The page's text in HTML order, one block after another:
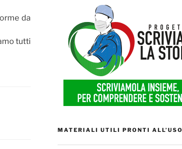
da
tutti
MATERIALI UTILI PRONTI ALL’USO